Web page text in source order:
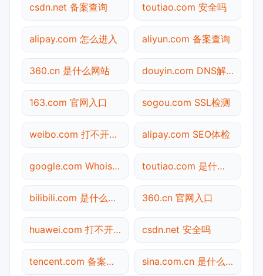
csdn.net 备案查询 toutiao.com 安全吗
alipay.com 怎么进入 aliyun.com 备案查询
360.cn 是什么网站 douyin.com DNS解析
163.com 官网入口 sogou.com SSL检测
weibo.com 打不开检测 alipay.com SEO体检
google.com Whois查询 toutiao.com 是什么网站
bilibili.com 是什么网站 360.cn 官网入口
huawei.com 打不开检测 csdn.net 安全吗
tencent.com 备案查询 sina.com.cn 是什么网站